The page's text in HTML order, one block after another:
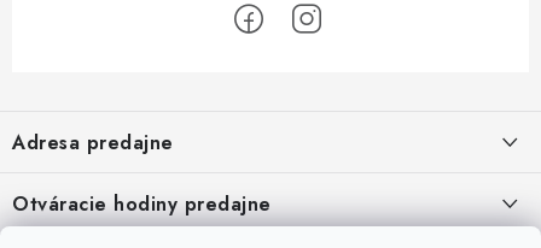
p
ä
t
Adresa predajne
Pekárska 4, 941 31 Dvory nad Žitavou
Otváracie hodiny predajne